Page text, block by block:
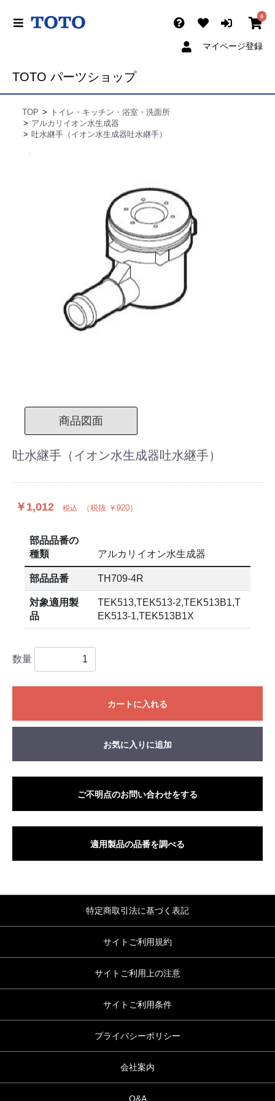
0
マイページ登録
TOTO パーツショップ
TOP
トイレ・キッチン・浴室・洗面所
アルカリイオン水生成器
吐水継手（イオン水生成器吐水継手）
商品図面
吐水継手（イオン水生成器吐水継手）
￥1,012 税込 （税抜:￥920）
部品品番の
種類
アルカリイオン水生成器
部品品番 TH709-4R
対象適用製
品
TEK513,TEK513-2,TEK513B1,T
EK513-1,TEK513B1X
数量
カートに入れる
お気に入りに追加
ご不明点のお問い合わせをする
適用製品の品番を調べる
特定商取引法に基づく表記
サイトご利用規約
サイトご利用上の注意
サイトご利用条件
プライバシーポリシー
会社案内
Q&A